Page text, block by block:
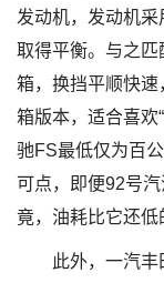
发动机，发动机
取得平衡。与之
箱，换挡平顺快
箱版本，适合喜欢
驰FS最低仅为百
可点，即便92号
竟，油耗比它还低
此外，一汽丰